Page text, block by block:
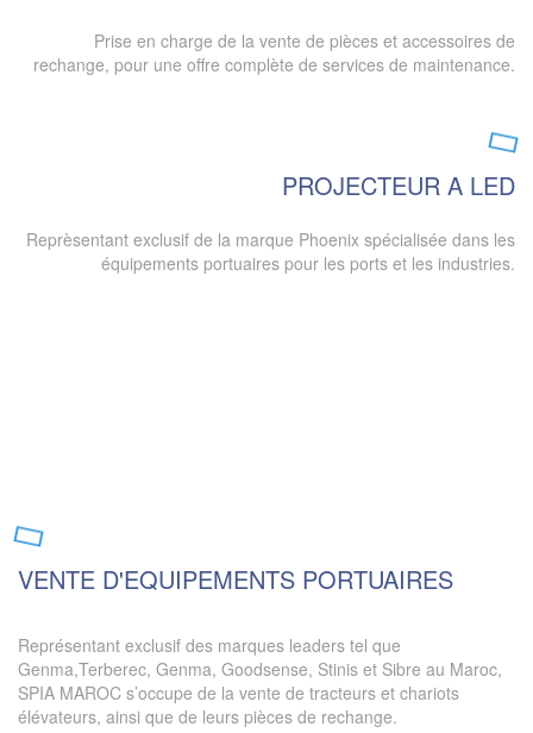
Prise en charge de la vente de pièces et accessoires de
rechange, pour une offre complète de services de maintenance.
PROJECTEUR A LED
Reprèsentant exclusif de la marque Phoenix spécialisée dans les
équipements portuaires pour les ports et les industries.
VENTE D'EQUIPEMENTS PORTUAIRES
Représentant exclusif des marques leaders tel que
Genma,Terberec, Genma, Goodsense, Stinis et Sibre au Maroc,
SPIA MAROC s’occupe de la vente de tracteurs et chariots
élévateurs, ainsi que de leurs pièces de rechange.